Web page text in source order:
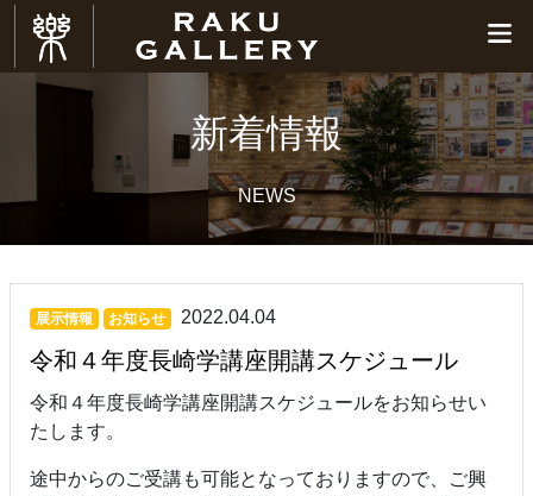
新着情報
NEWS
展示情報 お知らせ 2022.04.04
令和４年度長崎学講座開講スケジュール
令和４年度長崎学講座開講スケジュールをお知らせい
たします。
途中からのご受講も可能となっておりますので、ご興